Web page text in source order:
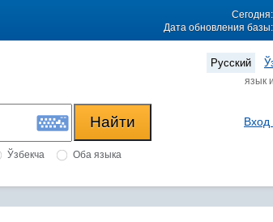
Сегодня:
Дата обновления базы:
Русский
язык
Ўзбекча Оба языка
Вход